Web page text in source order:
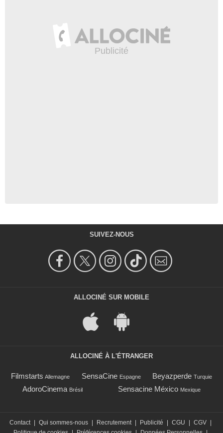
SUIVEZ-NOUS
ALLOCINÉ SUR MOBILE
ALLOCINÉ À L'ÉTRANGER
Filmstarts Allemagne SensaCine Espagne Beyazperde Turquie
AdoroCinema Brésil Sensacine México Mexique
Contact Qui sommes-nous Recrutement Publicité CGU CGV